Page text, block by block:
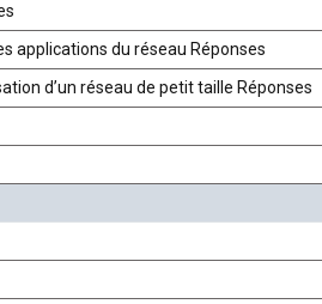
applications du réseau Réponses
d’un réseau de petit taille Réponses